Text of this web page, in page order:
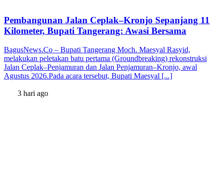
Pembangunan Jalan Ceplak–Kronjo Sepanjang 11
Kilometer, Bupati Tangerang: Awasi Bersama
BagusNews.Co – Bupati Tangerang Moch. Maesyal Rasyid,
melakukan peletakan batu pertama (Groundbreaking) rekonstruksi
Jalan Ceplak–Penjamuran dan Jalan Penjamuran–Kronjo, awal
Agustus 2026.Pada acara tersebut, Bupati Maesyal [...]
3 hari ago